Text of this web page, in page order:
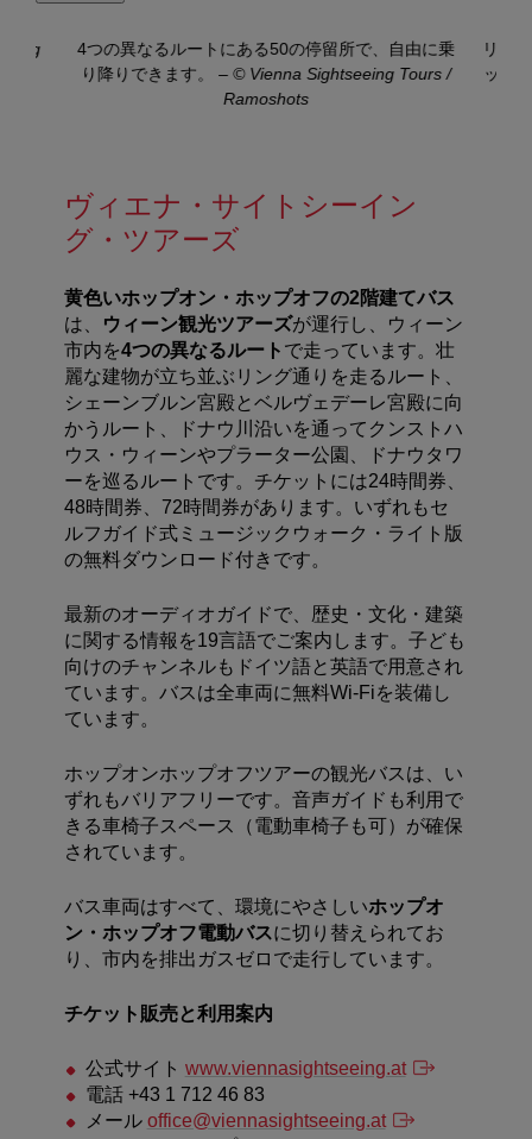
4つの異なるルートにある50の停留所で、自由に乗
り降りできます。
– © Vienna Sightseeing Tours /
Ramoshots
リン
ップ
ヴィエナ・サイトシーイン
グ・ツアーズ
黄色いホップオン・ホップオフの2階建てバス
は、
ウィーン観光ツアーズが運行し、ウィーン
市内を4つの異なるルート で走っています。 壮
麗な建物が立ち並ぶリング通りを走るルート、
シェーンブルン宮殿とベルヴェデーレ宮殿に向
かうルート、ドナウ川沿いを通ってクンストハ
ウス・ウィーンやプラーター公園、ドナウタワ
ーを巡るルートです。チケットには24時間券、
48時間券、72時間券があります。いずれもセ
ルフガイド式ミュージックウォーク・ライト版
の無料ダウンロード付きです。
最新のオーディオガイドで、歴史・文化・建築
に関する情報を19言語でご案内します。 子ども
向けのチャンネルもドイツ語と英語で用意され
ています。バスは全車両に無料Wi-Fiを装備し
ています。
ホップオンホップオフツアーの観光バスは、い
ずれもバリアフリーです。音声ガイドも利用で
きる車椅子スペース（電動車椅子も可）が確保
されています。
バス車両はすべて、環境にやさしいホップオ
ン・ホップオフ電動バスに切り替えられてお
り、市内を排出ガスゼロで走行しています。
チケット販売と利用案内
公式サイト www.viennasightseeing.at
電話 +43 1 712 46 83
メール office@viennasightseeing.at